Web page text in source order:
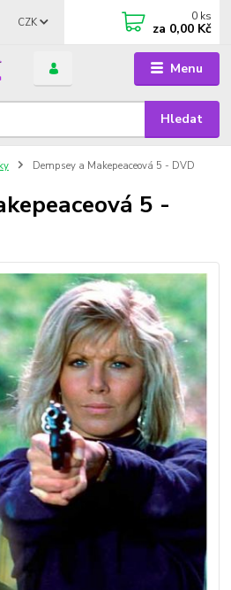
Menu
CZK
Hledat
0 ks
za 0,00 Kč
Dempsey a Makepeaceová 5 - DVD
5 -